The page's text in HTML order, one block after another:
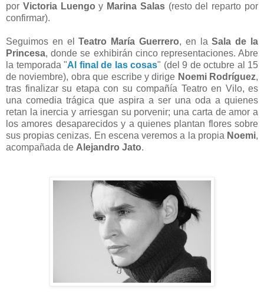
por Victoria Luengo y Marina Salas(resto del reparto por
confirmar).
Seguimos en elTeatro María Guerrero, en laSala de la
Princesa, donde se exhibirán cinco representaciones. Abre
la temporada "Al final de las cosas" (del 9 de octubre al 15
de noviembre), obra que escribe y dirige Noemi Rodríguez,
tras finalizar su etapa con su compañía Teatro en Vilo, es
una comedia trágica que aspira a ser una oda a quienes
retan la inercia y arriesgan su porvenir; una carta de amor a
los amores desaparecidos y a quienes plantan flores sobre
sus propias cenizas. En escena veremos a la propia Noemi,
acompañada de Alejandro Jato.